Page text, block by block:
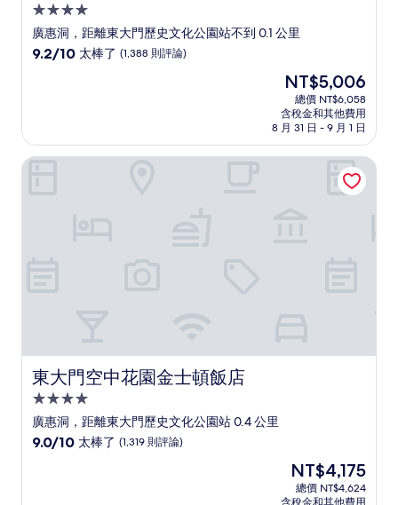
4.0
星
級
廣惠洞，距離東大門歷史文化公園站不到 0.1 公里
9.2
太
棒
9.2/10 太棒了 (1,388 則評論)
現
在
價
格
為
NT$5,006
NT$5,006
總價 NT$6,058
含稅金和其他費用
8 月 31 日 - 9 月 1 日
東大門空中花園金士頓飯店
東大門空中花園金士頓飯店
4.0
星
級
廣惠洞，距離東大門歷史文化公園站 0.4 公里
9.0
9.0/10 太棒了 (1,319 則評論)
現
在
價
NT$4,175
總價 NT$4,624
東大門空中花園金士頓飯店